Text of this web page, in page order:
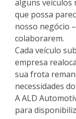
alguns veículos
que possa
nosso negócio
colaborarem.
Cada veículo
empresa
sua frota
necessidades
A ALD
para